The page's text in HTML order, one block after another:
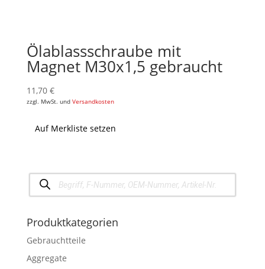
Ölablassschraube mit
Magnet M30x1,5 gebraucht
11,70 €
zzgl. MwSt. und Versandkosten
Auf Merkliste setzen
Products
search
Produktkategorien
Gebrauchtteile
Aggregate